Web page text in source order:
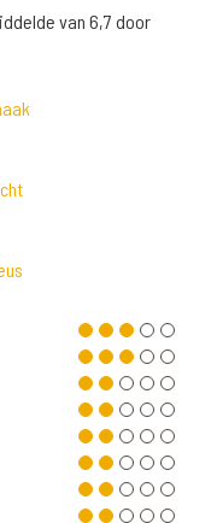
van 6,7 door